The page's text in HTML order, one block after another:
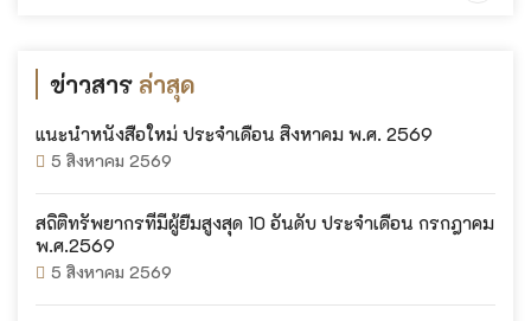
ข่าวสาร ล่าสุด
แนะนำหนังสือใหม่ ประจำเดือน สิงหาคม พ.ศ. 2569
5 สิงหาคม 2569
สถิติทรัพยากรที่มีผู้ยืมสูงสุด 10 อันดับ ประจำเดือน กรกฎาคม
พ.ศ.2569
5 สิงหาคม 2569